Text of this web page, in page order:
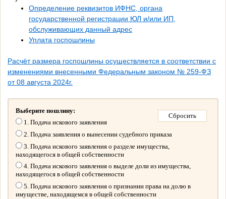
Определение реквизитов ИФНС, органа
государственной регистрации ЮЛ и/или ИП,
обслуживающих данный адрес
Уплата госпошлины
Расчёт размера госпошлины осуществляется в соответствии с
изменениями внесенными Федеральным законом № 259-ФЗ
от 08 августа 2024г.
Выберите пошлину:
1. Подача искового заявления
2. Подача заявления о вынесении судебного приказа
3. Подача искового заявления о разделе имущества,
находящегося в общей собственности
4. Подача искового заявления о выделе доли из имущества,
находящегося в общей собственности
5. Подача искового заявления о признании права на долю в
имуществе, находящемся в общей собственности